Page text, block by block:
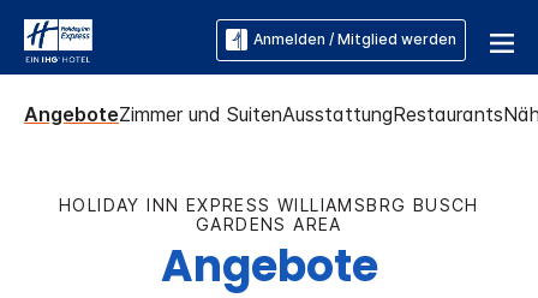
Anmelden / Mitglied werden
AngeboteZimmer und SuitenAusstattungRestaurants
HOLIDAY INN EXPRESS WILLIAMSBRG BUSCH
GARDENS AREA
Angebote